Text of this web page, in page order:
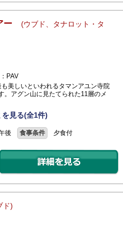
ー
(ウブド、タナロット・タ
PAV
美しいといわれるタマンアユン寺院
。アグン山に見たてられた11層のメ
を見る(全1件)
後 食事条件 夕食付
ド)